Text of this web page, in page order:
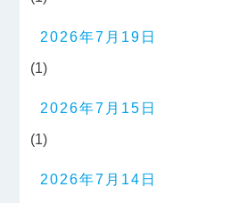
2026年7月19日
(1)
2026年7月15日
(1)
2026年7月14日